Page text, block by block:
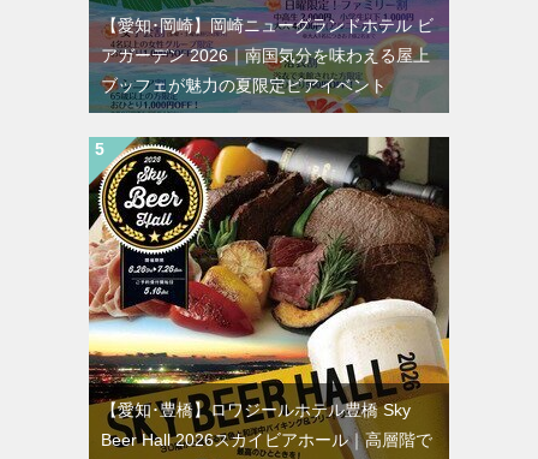
【愛知･岡崎】岡崎ニューグランドホテル ビ
アガーデン 2026｜南国気分を味わえる屋上
ブッフェが魅力の夏限定ビアイベント
【愛知･豊橋】ロワジールホテル豊橋 Sky
Beer Hall 2026スカイビアホール｜高層階で